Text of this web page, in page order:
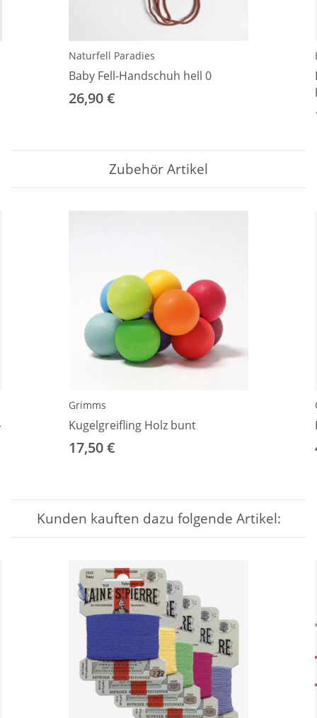
Naturfell Paradies
Baby Fell-Handschuh hell 0
26,90 €
Zubehör Artikel
Grimms
Kugelgreifling Holz bunt
17,50 €
Kunden kauften dazu folgende Artikel: